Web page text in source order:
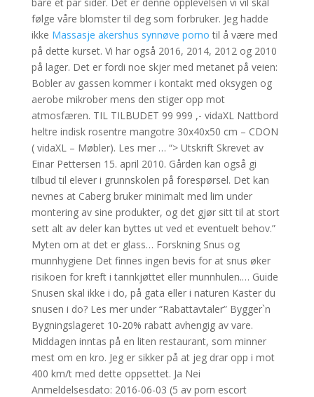
følge våre blomster til deg som forbruker. Jeg hadde
ikke Massasje akershus synnøve porno til å være med
på dette kurset. Vi har også 2016, 2014, 2012 og 2010
på lager. Det er fordi noe skjer med metanet på veien:
Bobler av gassen kommer i kontakt med oksygen og
aerobe mikrober mens den stiger opp mot
atmosfæren. TIL TILBUDET 99 999 ,- vidaXL Nattbord
heltre indisk rosentre mangotre 30x40x50 cm – CDON
( vidaXL – Møbler). Les mer … “> Utskrift Skrevet av
Einar Pettersen 15. april 2010. Gården kan også gi
tilbud til elever i grunnskolen på forespørsel. Det kan
nevnes at Caberg bruker minimalt med lim under
montering av sine produkter, og det gjør sitt til at stort
sett alt av deler kan byttes ut ved et eventuelt behov.”
Myten om at det er glass… Forskning Snus og
munnhygiene Det finnes ingen bevis for at snus øker
risikoen for kreft i tannkjøttet eller munnhulen.… Guide
Snusen skal ikke i do, på gata eller i naturen Kaster du
snusen i do? Les mer under “Rabattavtaler” Bygger`n
Bygningslageret 10-20% rabatt avhengig av vare.
Middagen inntas på en liten restaurant, som minner
mest om en kro. Jeg er sikker på at jeg drar opp i mot
400 km/t med dette oppsettet. Ja Nei
Anmeldelsesdato: 2016-06-03 (5 av porn escort